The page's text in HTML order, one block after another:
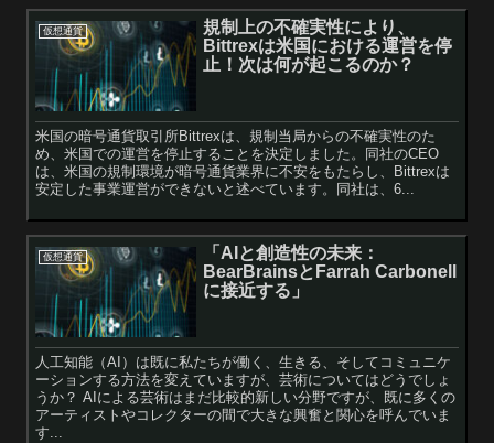
仮想通貨
規制上の不確実性により、
Bittrexは米国における運営を停
止！次は何が起こるのか？
米国の暗号通貨取引所Bittrexは、規制当局からの不確実性のた
め、米国での運営を停止することを決定しました。同社のCEO
は、米国の規制環境が暗号通貨業界に不安をもたらし、Bittrexは
安定した事業運営ができないと述べています。同社は、6...
仮想通貨
「AIと創造性の未来：
BearBrainsとFarrah Carbonell
に接近する」
人工知能（AI）は既に私たちが働く、生きる、そしてコミュニケ
ーションする方法を変えていますが、芸術についてはどうでしょ
うか？ AIによる芸術はまだ比較的新しい分野ですが、既に多くの
アーティストやコレクターの間で大きな興奮と関心を呼んでいま
す...